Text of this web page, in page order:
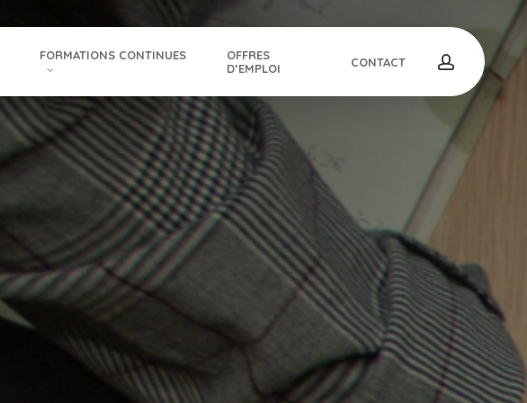
FORMATIONS CONTINUES
OFFRES
D’EMPLOI
CONTACT account